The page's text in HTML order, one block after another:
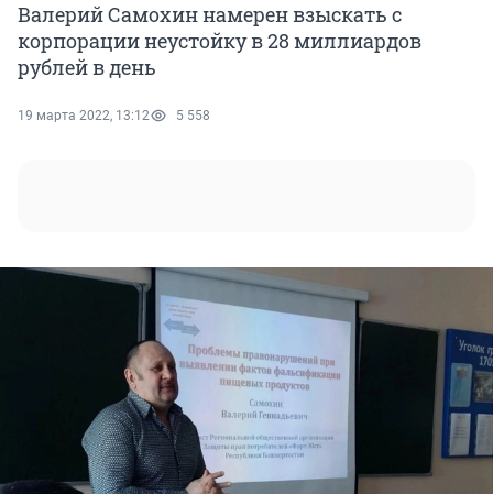
Валерий Самохин намерен взыскать с
корпорации неустойку в 28 миллиардов
рублей в день
19 марта 2022, 13:12 5 558